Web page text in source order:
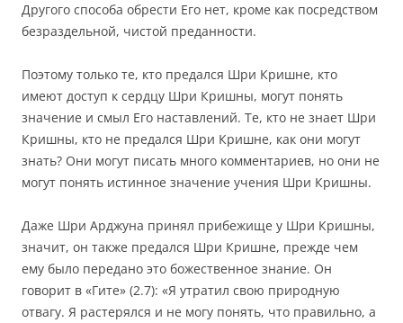
Другого способа обрести Его нет, кроме как посредством
безраздельной, чистой преданности.
Поэтому только те, кто предался Шри Кришне, кто
имеют доступ к сердцу Шри Кришны, могут понять
значение и смыл Его наставлений. Те, кто не знает Шри
Кришны, кто не предался Шри Кришне, как они могут
знать? Они могут писать много комментариев, но они не
могут понять истинное значение учения Шри Кришны.
Даже Шри Арджуна принял прибежище у Шри Кришны,
значит, он также предался Шри Кришне, прежде чем
ему было передано это божественное знание. Он
говорит в «Гите» (2.7): «Я утратил свою природную
отвагу. Я растерялся и не могу понять, что правильно, а